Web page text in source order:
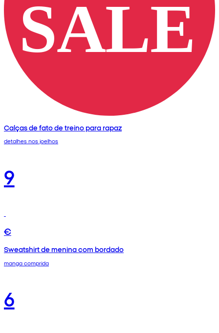
Calças de fato de treino para rapaz
detalhes nos joelhos
9
€
Sweatshirt de menina com bordado
manga comprida
6